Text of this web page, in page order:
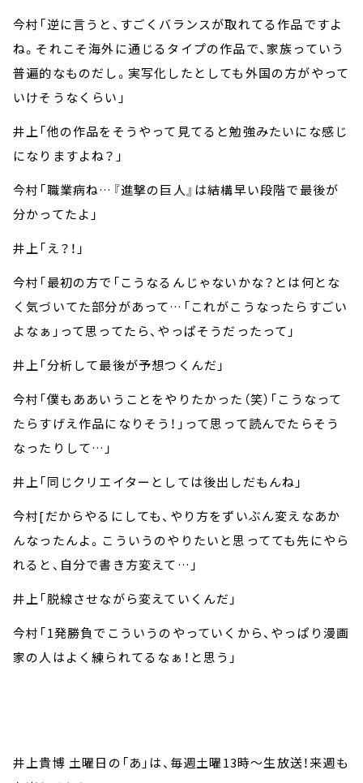
今村「逆に言うと、すごくバランスが取れてる作品ですよ
ね。それこそ海外に通じるタイプの作品で、家族っていう
普遍的なものだし。実写化したとしても外国の方がやって
いけそうなくらい」
井上「他の作品をそうやって見てると勉強みたいにな感じ
になりますよね？」
今村「職業病ね…『進撃の巨人』は結構早い段階で最後が
分かってたよ」
井上「え？！」
今村「最初の方で「こうなるんじゃないかな？とは何とな
く気づいてた部分があって…「これがこうなったらすごい
よなぁ」って思ってたら、やっぱそうだったって」
井上「分析して最後が予想つくんだ」
今村「僕もああいうことをやりたかった（笑）「こうなって
たらすげえ作品になりそう！」って思って読んでたらそう
なったりして…」
井上「同じクリエイターとしては後出しだもんね」
今村[だからやるにしても、やり方をずいぶん変えなあか
んなったんよ。こういうのやりたいと思ってても先にやら
れると、自分で書き方変えて…」
井上「脱線させながら変えていくんだ」
今村「1発勝負でこういうのやっていくから、やっぱり漫画
家の人はよく練られてるなぁ！と思う」
井上貴博 土曜日の「あ」は、毎週土曜13時～生放送！来週も